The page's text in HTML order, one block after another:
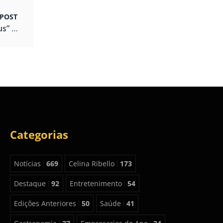
Espetáculo “Contos Proibidos de Antropofocus” chega ao Portão Cultural com duas apresentações gratuitas
Categorias
Notícias 669 Celina Ribello 173
Destaque 92 Entretenimento 54
Edições Anteriores 50 Saúde 41